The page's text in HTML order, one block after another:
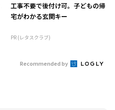
工事不要で後付け可。子どもの帰
宅がわかる玄関キー
PR (レタスクラブ)
Recommended by